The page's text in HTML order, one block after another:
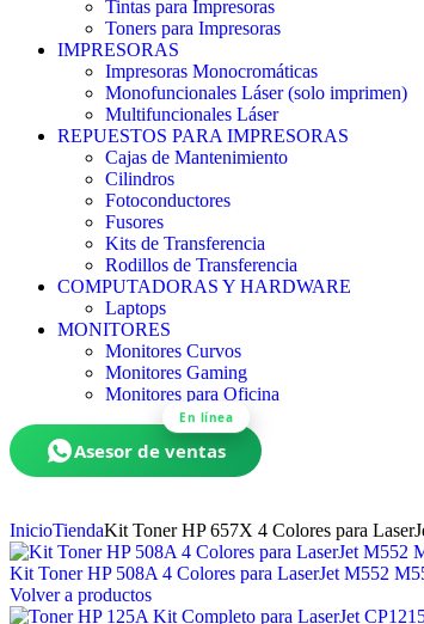
Tintas para Impresoras
Toners para Impresoras
IMPRESORAS
Impresoras Monocromáticas
Monofuncionales Láser (solo imprimen)
Multifuncionales Láser
REPUESTOS PARA IMPRESORAS
Cajas de Mantenimiento
Cilindros
Fotoconductores
Fusores
Kits de Transferencia
Rodillos de Transferencia
COMPUTADORAS Y HARDWARE
Laptops
MONITORES
Monitores Curvos
Monitores Gaming
Monitores para Oficina
En línea
Asesor de ventas
InicioTiendaKit Toner HP 657X 4 Colores para
Kit Toner HP 508A 4 Colores para LaserJet M552
Volver a productos